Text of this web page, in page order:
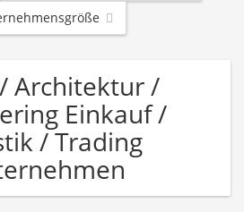
Architektur /
Einkauf /
/ Trading